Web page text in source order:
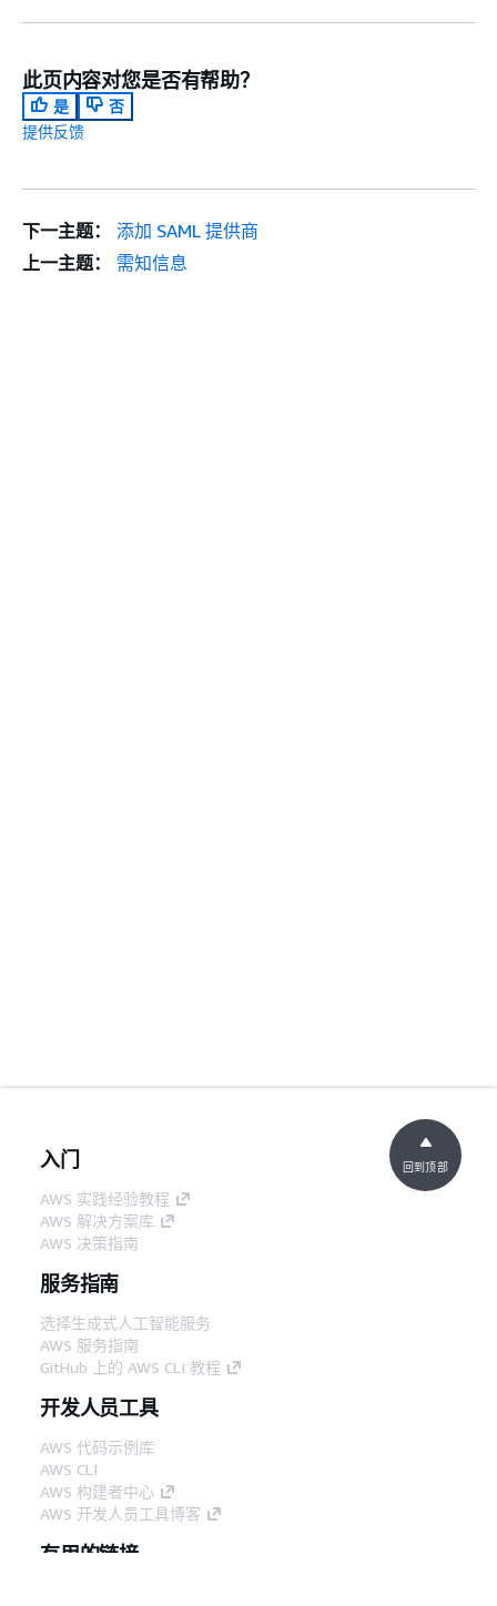
此页内容对您是否有帮助？
是
否
提供反馈
下一主题：
添加 SAML 提供商
上一主题：
需知信息
入门
AWS 实践经验教程
AWS 解决方案库
AWS 决策指南
服务指南
选择生成式人工智能服务
AWS 服务指南
GitHub 上的 AWS CLI 教程
开发人员工具
AWS 代码示例库
AWS CLI
AWS 构建者中心
AWS 开发人员工具博客
有用的链接
回到顶部